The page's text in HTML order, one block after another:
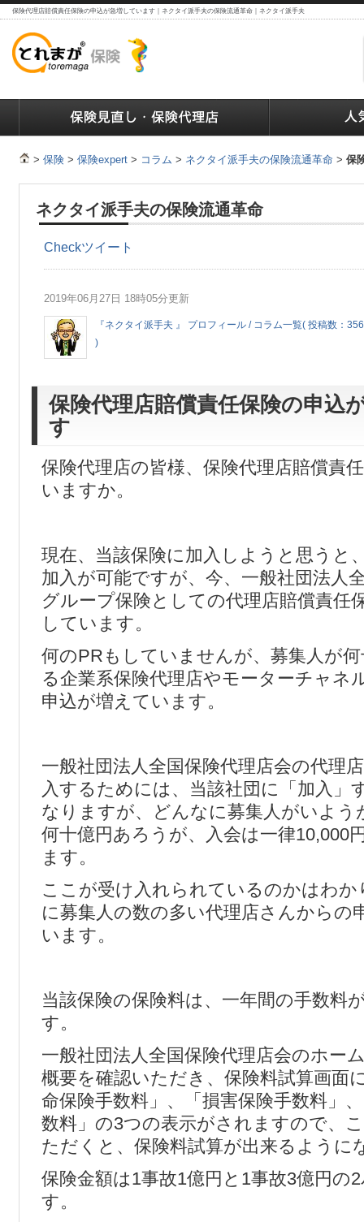
保険代理店賠償責任保険の申込が急増しています｜ネクタイ派手夫の保険流通革命｜ネクタイ派手夫
> 保険 > 保険expert > コラム > ネクタイ派手夫の保険流通革命 > 保
ネクタイ派手夫の保険流通革命
Checkツイート
2019年06月27日 18時05分更新
『ネクタイ派手夫 』 プロフィール / コラム一覧( 投稿数：356
)
保険代理店賠償責任保険の申込
す
保険代理店の皆様、保険代理店賠償責
いますか。
現在、当該保険に加入しようと思うと
加入が可能ですが、今、一般社団法人
グループ保険としての代理店賠償責任
しています。
何のPRもしていませんが、募集人が
る企業系保険代理店やモーターチャネ
申込が増えています。
一般社団法人全国保険代理店会の代理
入するためには、当該社団に「加入」
なりますが、どんなに募集人がいよう
何十億円あろうが、入会は一律10,000
ます。
ここが受け入れられているのかはわ
に募集人の数の多い代理店さんからの
います。
当該保険の保険料は、一年間の手数料
す。
一般社団法人全国保険代理店会のホー
概要を確認いただき、保険料試算画面
命保険手数料」、「損害保険手数料」
数料」の3つの表示がされますので、
ただくと、保険料試算が出来るように
保険金額は1事故1億円と1事故3億円の
す。